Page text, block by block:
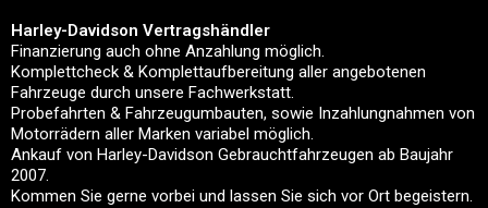
Harley-Davidson Vertragshändler
Finanzierung auch ohne Anzahlung möglich.
Komplettcheck & Komplettaufbereitung aller angebotenen
Fahrzeuge durch unsere Fachwerkstatt.
Probefahrten & Fahrzeugumbauten, sowie Inzahlungnahmen von
Motorrädern aller Marken variabel möglich.
Ankauf von Harley-Davidson Gebrauchtfahrzeugen ab Baujahr
2007.
Kommen Sie gerne vorbei und lassen Sie sich vor Ort begeistern.